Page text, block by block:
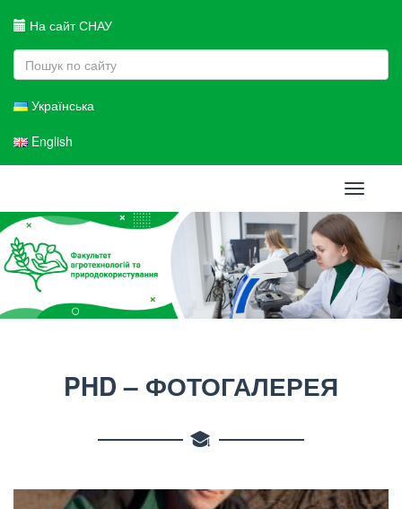
На сайт СНАУ
Українська
English
Toggle
PHD – ФОТОГАЛЕРЕЯ